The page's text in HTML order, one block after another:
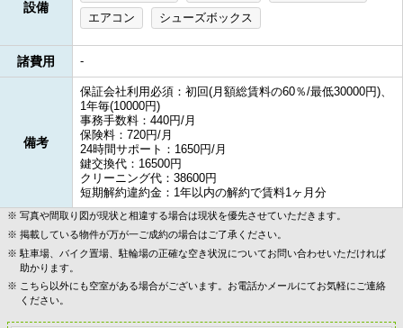
設備
エアコン シューズボックス
諸費用 -
備考
保証会社利用必須：初回(月額総賃料の60％/最低30000円)、
1年毎(10000円)
事務手数料：440円/月
保険料：720円/月
24時間サポート：1650円/月
鍵交換代：16500円
クリーニング代：38600円
短期解約違約金：1年以内の解約で賃料1ヶ月分
写真や間取り図が現状と相違する場合は現状を優先させていただきます。
掲載している物件が万が一ご成約の場合はご了承ください。
駐車場、バイク置場、駐輪場の正確な空き状況についてお問い合わせいただければ
助かります。
こちら以外にも空室がある場合がございます。お電話かメールにてお気軽にご連絡
ください。